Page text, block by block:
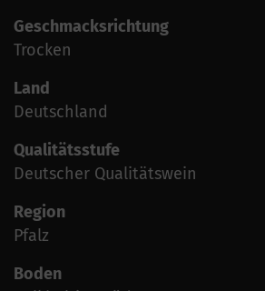
Geschmacksrichtung
Trocken
Land
Deutschland
Qualitätsstufe
Deutscher Qualitätswein
Region
Pfalz
Boden